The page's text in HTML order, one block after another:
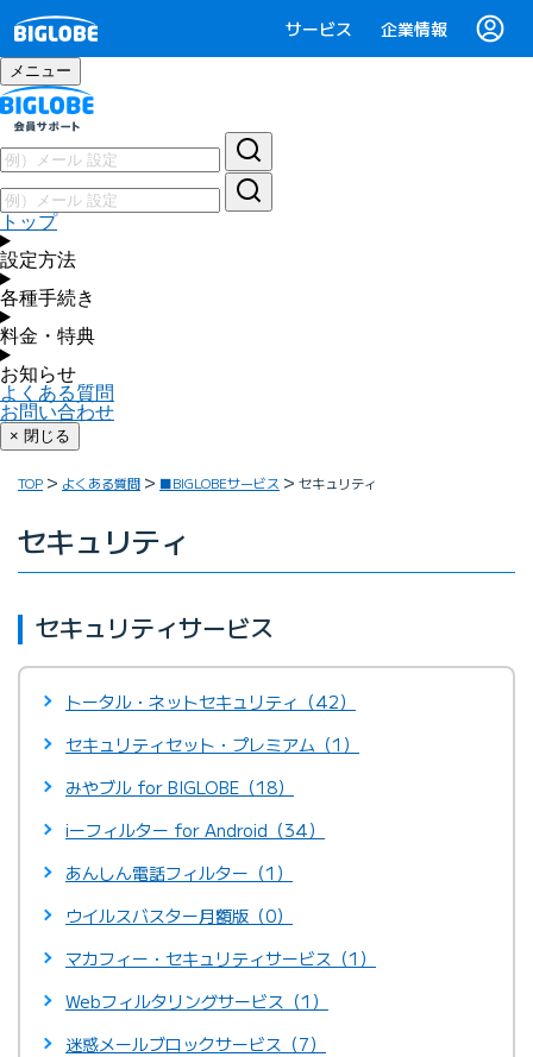
サービス 企業情報
メニュー
トップ
設定方法
各種手続き
料金・特典
お知らせ
よくある質問
お問い合わせ
× 閉じる
TOP よくある質問 ■BIGLOBEサービス セキュリティ
セキュリティ
セキュリティサービス
トータル・ネットセキュリティ（42）
セキュリティセット・プレミアム（1）
みやブル for BIGLOBE（18）
iーフィルター for Android（34）
あんしん電話フィルター（1）
ウイルスバスター月額版（0）
マカフィー・セキュリティサービス（1）
Webフィルタリングサービス（1）
迷惑メールブロックサービス（7）